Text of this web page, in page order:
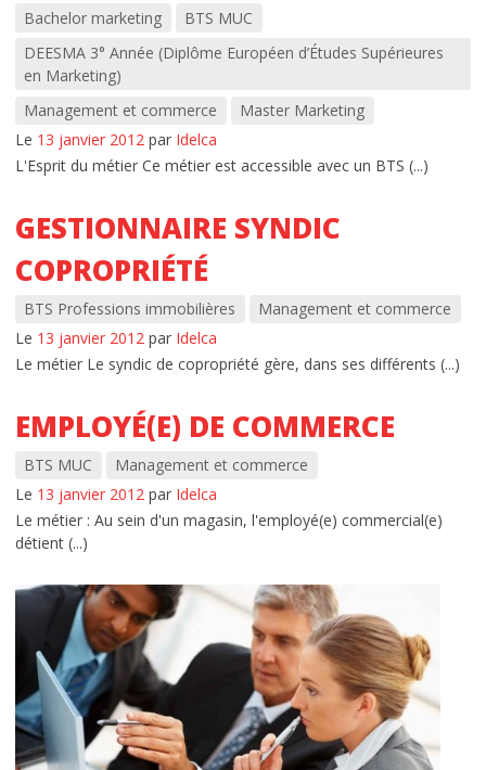
Bachelor marketing
BTS MUC
DEESMA 3° Année (Diplôme Européen d’Études Supérieures
en Marketing)
Management et commerce
Master Marketing
Le 13 janvier 2012 par Idelca
L'Esprit du métier Ce métier est accessible avec un BTS (...)
GESTIONNAIRE SYNDIC
COPROPRIÉTÉ
BTS Professions immobilières
Management et commerce
Le 13 janvier 2012 par Idelca
Le métier Le syndic de copropriété gère, dans ses différents (...)
EMPLOYÉ(E) DE COMMERCE
BTS MUC
Management et commerce
Le 13 janvier 2012 par Idelca
Le métier : Au sein d'un magasin, l'employé(e) commercial(e)
détient (...)